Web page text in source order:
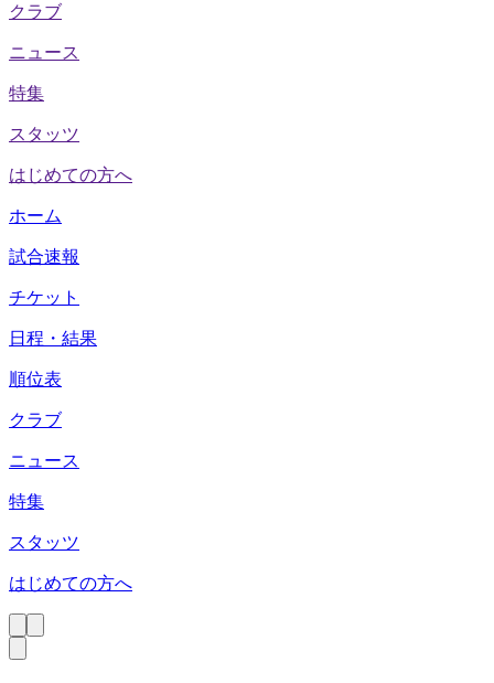
クラブ
ニュース
特集
スタッツ
はじめての方へ
ホーム
試合速報
チケット
日程・結果
順位表
クラブ
ニュース
特集
スタッツ
はじめての方へ